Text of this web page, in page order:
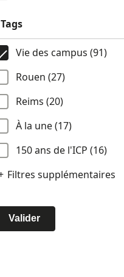
Tags
Vie des campus (91)
Rouen (27)
Reims (20)
À la une (17)
150 ans de l'ICP (16)
Filtres supplémentaires
Valider